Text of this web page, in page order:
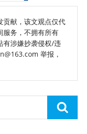
贡献，该文观点仅代
服务，不拥有所有
有涉嫌抄袭侵权/违
举报，